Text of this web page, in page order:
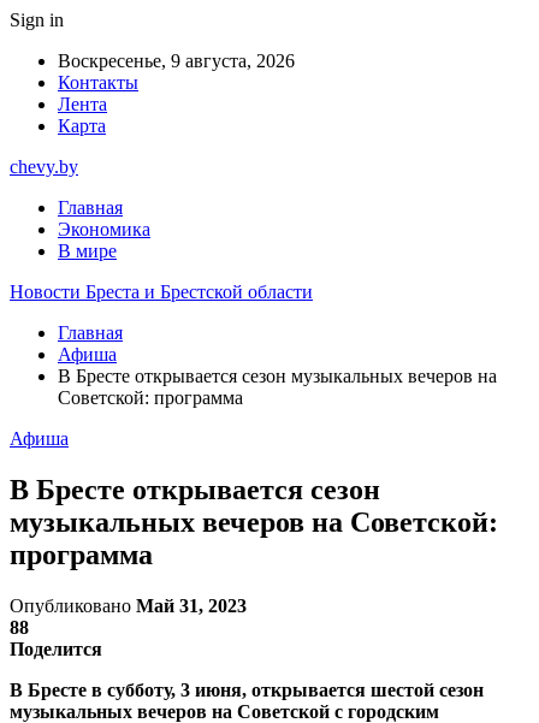
Sign in
Воскресенье, 9 августа, 2026
Контакты
Лента
Карта
chevy.by
Главная
Экономика
В мире
Новости Бреста и Брестской области
Главная
Афиша
В Бресте открывается сезон музыкальных вечеров на
Советской: программа
Афиша
В Бресте открывается сезон
музыкальных вечеров на Советской:
программа
Опубликовано Май 31, 2023
88
Поделится
В Бресте в субботу, 3 июня, открывается шестой сезон
музыкальных вечеров на Советской с городским